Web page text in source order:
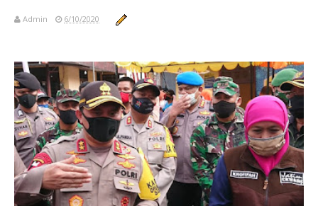
Admin 6/10/2020